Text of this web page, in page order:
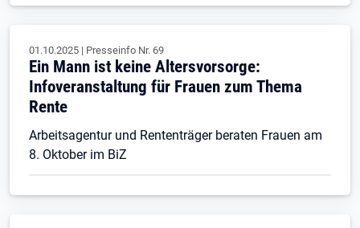
01.10.2025 | Presseinfo Nr. 69
Ein Mann ist keine Altersvorsorge:
Infoveranstaltung für Frauen zum Thema
Rente
Arbeitsagentur und Rententräger beraten Frauen am
8. Oktober im BiZ